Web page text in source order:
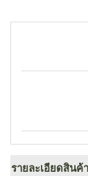
รายละเอียดสินค้า